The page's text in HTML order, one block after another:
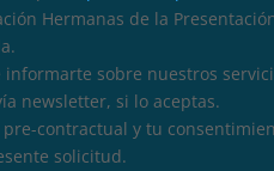
Hermanas de la
informarte sobre nuestros
newsletter, si lo aceptas.
pre-contractual y tu
solicitud.